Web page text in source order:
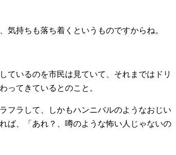
気持ちも落ち着くというものですからね。
ているのを市民は見ていて、それまではドリ
ってきているとのこと。
フラして、しかもハンニバルのようなおじい
ば、「あれ？、噂のような怖い人じゃないの